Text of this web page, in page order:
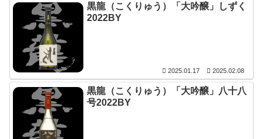
黒龍（こくりゅう）「大吟醸」しずく
2022BY
2025.01.17 2025.02.08
黒龍（こくりゅう）「大吟醸」八十八
号2022BY